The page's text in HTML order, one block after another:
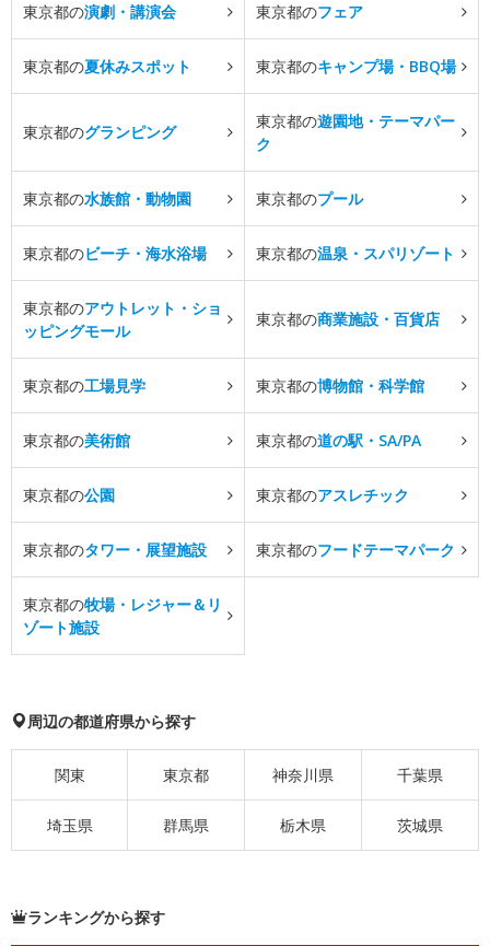
東京都の演劇・講演会 東京都のフェア
東京都の夏休みスポット 東京都のキャンプ場・BBQ場
東京都のグランピング
東京都の遊園地・テーマパー
ク
東京都の水族館・動物園 東京都のプール
東京都のビーチ・海水浴場 東京都の温泉・スパリゾート
東京都のアウトレット・ショ
ッピングモール
東京都の商業施設・百貨店
東京都の工場見学 東京都の博物館・科学館
東京都の美術館 東京都の道の駅・SA/PA
東京都の公園 東京都のアスレチック
東京都のタワー・展望施設 東京都のフードテーマパーク
東京都の牧場・レジャー＆リ
ゾート施設
周辺の都道府県から探す
関東 東京都 神奈川県 千葉県
埼玉県 群馬県 栃木県 茨城県
ランキングから探す